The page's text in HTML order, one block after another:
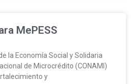
MePESS
la Economía Social y Solidaria
de Microcrédito (CONAMI)
y